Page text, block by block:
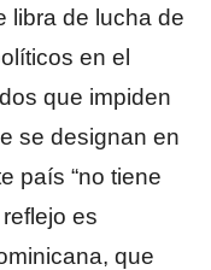
libra de lucha de
en el
que impiden
se designan en
país “no tiene
es
que